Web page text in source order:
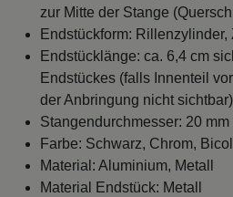
zur Mitte der Stange
Endstückform: Rillenzylinder,
Endstücklänge: ca. 6,4 cm
Endstückes (falls Innenteil
der Anbringung nicht sichtbar)
Stangendurchmesser: 20 mm
Farbe: Schwarz, Chrom,
Material: Aluminium, Metall
Material Endstück: Metall